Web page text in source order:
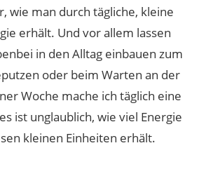
wie man durch tägliche, kleine
erhält. Und vor allem lassen
in den Alltag einbauen zum
oder beim Warten an der
Woche mache ich täglich eine
ist unglaublich, wie viel Energie
kleinen Einheiten erhält.